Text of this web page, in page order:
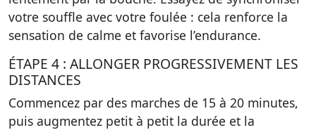
votre souffle avec votre foulée : cela renforce la
sensation de calme et favorise l’endurance.
ÉTAPE 4 : ALLONGER PROGRESSIVEMENT LES
DISTANCES
Commencez par des marches de 15 à 20 minutes,
puis augmentez petit à petit la durée et la